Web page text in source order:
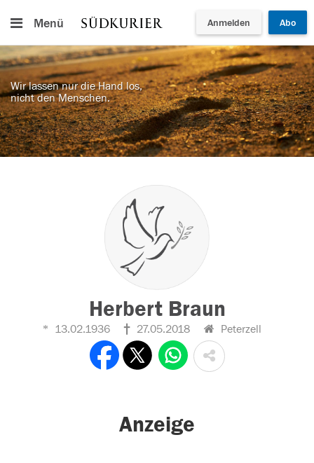
Menü Anmelden Abo
Wir lassen nur die Hand los,
nicht den Menschen.
Herbert Braun
13.02.1936 27.05.2018 Peterzell
Anzeige